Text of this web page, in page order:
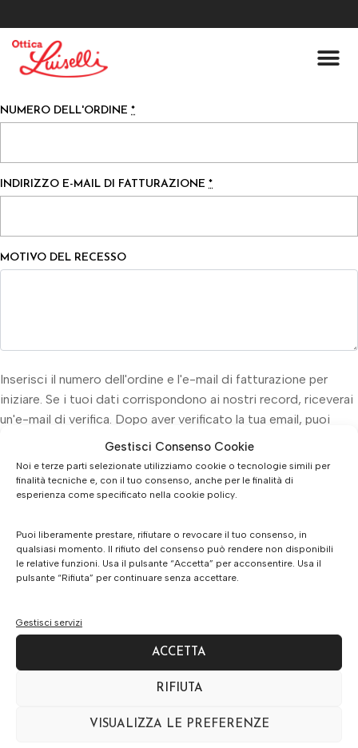
Gestisci Consenso Cookie
Noi e terze parti selezionate utilizziamo cookie o tecnologie simili per
finalità tecniche e, con il tuo consenso, anche per le finalità di
esperienza come specificato nella cookie policy.
Puoi liberamente prestare, rifiutare o revocare il tuo consenso, in
qualsiasi momento. Il rifiuto del consenso può rendere non disponibili
le relative funzioni. Usa il pulsante “Accetta” per acconsentire. Usa il
pulsante “Rifiuta” per continuare senza accettare.
Gestisci servizi
ACCETTA
RIFIUTA
VISUALIZZA LE PREFERENZE
NUMERO DELL'ORDINE *
INDIRIZZO E-MAIL DI FATTURAZIONE *
MOTIVO DEL RECESSO
Inserisci il numero dell'ordine e l'e-mail di fatturazione per
iniziare. Se i tuoi dati corrispondono ai nostri record, riceverai
un'e-mail di verifica. Dopo aver verificato la tua email, puoi
scegliere quali articoli ritirare.
INVIA RICHIESTA DI RECESSO
17/A Leffe (BG) 24026